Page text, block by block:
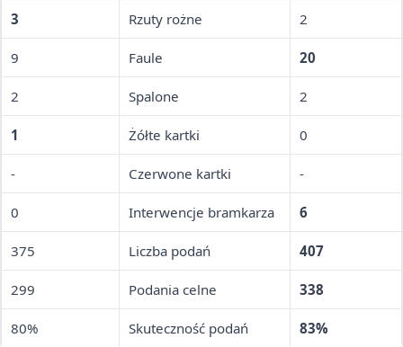
3 Rzuty rożne 2
9 Faule 20
2 Spalone 2
1 Żółte kartki 0
- Czerwone kartki -
0 Interwencje bramkarza 6
375 Liczba podań 407
299 Podania celne 338
80% Skuteczność podań 83%